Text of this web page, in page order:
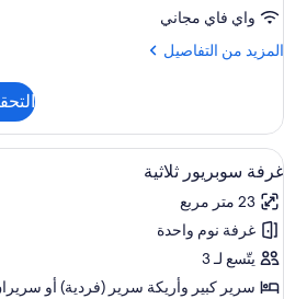
أو
بسريرين
منفصلين
واي فاي مجاني
المزيد من التفاصيل
المزيد
غرفة
تنفيذية
مزدوجة
بسريرين
منفصلين
استعراض
جميع
صور
غرفة
سوبريور
ثلاثية
5
غرفة سوبريور ثلاثية
23 متر مربع
غرفة نوم واحدة
يتّسع لـ 3
سرير كبير‫‬ وأريكة سرير (فردية)‫‬ أو